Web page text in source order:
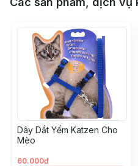
Dây Dắt Yếm Katzen Cho
Mèo
60.000đ